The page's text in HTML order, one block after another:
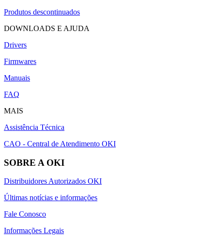
Produtos descontinuados
DOWNLOADS E AJUDA
Drivers
Firmwares
Manuais
FAQ
MAIS
Assistência Técnica
CAO - Central de Atendimento OKI
SOBRE A OKI
Distribuidores Autorizados OKI
Últimas notícias e informações
Fale Conosco
Informações Legais